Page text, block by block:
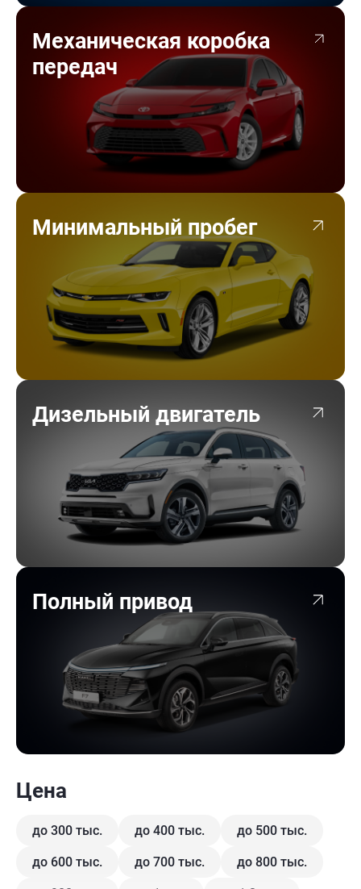
Механическая коробка
передач
Минимальный пробег
Дизельный двигатель
Полный привод
Цена
до 300 тыс. до 400 тыс. до 500 тыс.
до 600 тыс. до 700 тыс. до 800 тыс.